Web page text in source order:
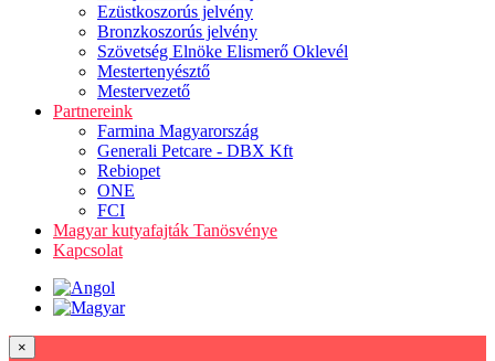
Ezüstkoszorús jelvény
Bronzkoszorús jelvény
Szövetség Elnöke Elismerő Oklevél
Mestertenyésztő
Mestervezető
Partnereink
Farmina Magyarország
Generali Petcare - DBX Kft
Rebiopet
ONE
FCI
Magyar kutyafajták Tanösvénye
Kapcsolat
×